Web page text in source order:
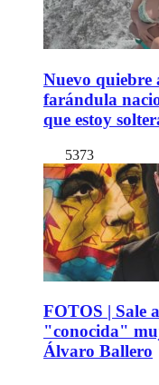
Nuevo quiebre
farándula
que estoy
5373
FOTOS | Sale
"conocida"
Álvaro Ballero